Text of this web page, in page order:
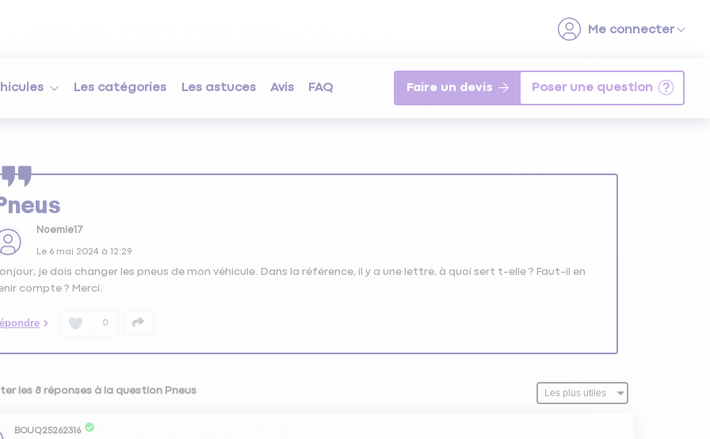
Les catégories Les astuces Avis FAQ Faire un devis
Noemie17
Le 6 mai 2024à 12:29
je dois changer les pneus de mon véhicule. Dans la référence, il y a une lettre, à quoi sert t-elle ? Faut-il en
compte ? Merci.
0
les 8 réponses à la question Pneus
BOUQ25262316